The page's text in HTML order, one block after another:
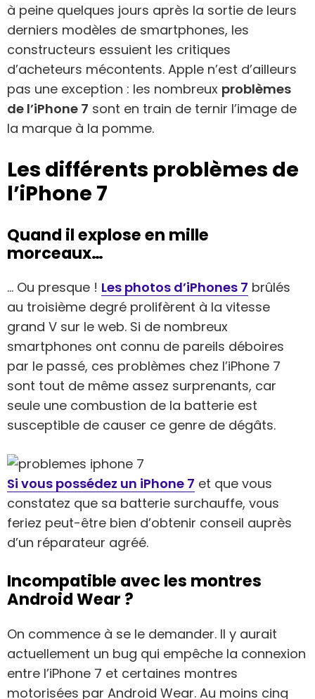
à peine quelques jours après la sortie de leurs
derniers modèles de smartphones, les
constructeurs essuient les critiques
d’acheteurs mécontents. Apple n’est d’ailleurs
pas une exception : les nombreux problèmes
de l’iPhone 7 sont en train de ternir l’image de
la marque à la pomme.
Les différents problèmes de
l’iPhone 7
Quand il explose en mille
morceaux…
… Ou presque ! Les photos d’iPhones 7 brûlés
au troisième degré prolifèrent à la vitesse
grand V sur le web. Si de nombreux
smartphones ont connu de pareils déboires
par le passé, ces problèmes chez l’iPhone 7
sont tout de même assez surprenants, car
seule une combustion de la batterie est
susceptible de causer ce genre de dégâts.
Si vous possédez un iPhone 7 et que vous
constatez que sa batterie surchauffe, vous
feriez peut-être bien d’obtenir conseil auprès
d’un réparateur agréé.
Incompatible avec les montres
Android Wear ?
On commence à se le demander. Il y aurait
actuellement un bug qui empêche la connexion
entre l’iPhone 7 et certaines montres
motorisées par Android Wear. Au moins cinq